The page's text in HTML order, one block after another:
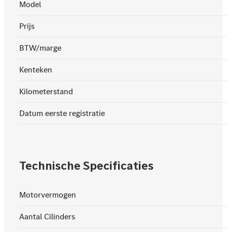
Model
Prijs
BTW/marge
Kenteken
Kilometerstand
Datum eerste registratie
Technische Specificaties
Motorvermogen
Aantal Cilinders